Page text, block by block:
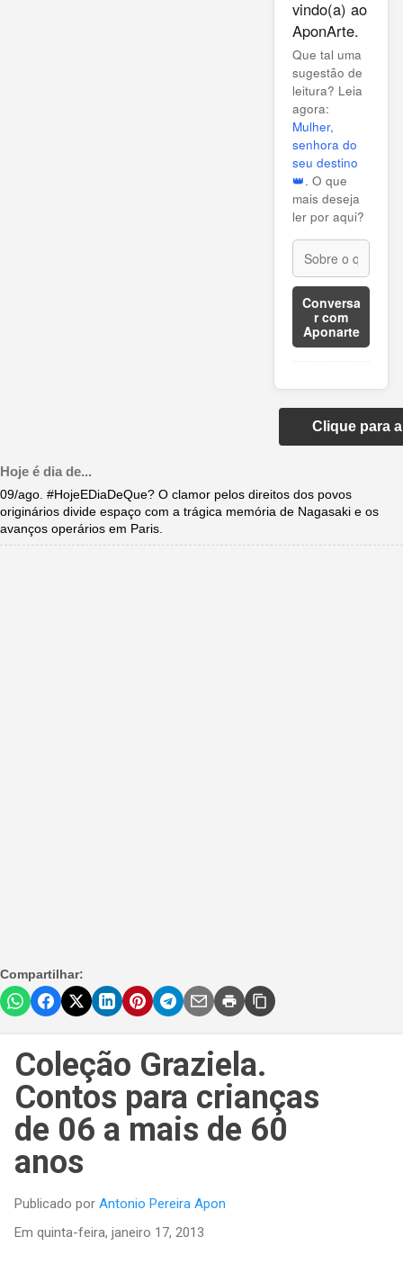
vindo(a) ao
AponArte.
Que tal uma
sugestão de
leitura? Leia
agora:
Mulher,
senhora do
seu destino
👑. O que
mais deseja
ler por aqui?
Conversa
r com
Aponarte
Clique para
Hoje é dia de...
09/ago. #HojeEDiaDeQue? O clamor pelos direitos dos povos
originários divide espaço com a trágica memória de Nagasaki e os
avanços operários em Paris.
Compartilhar:
Coleção Graziela.
Contos para crianças
de 06 a mais de 60
anos
Publicado por Antonio Pereira Apon
Em quinta-feira, janeiro 17, 2013